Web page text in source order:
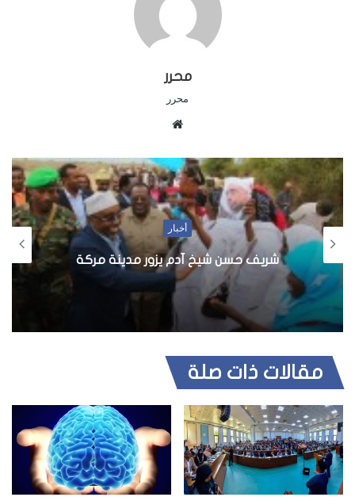
محرر
محرر
ق
ع
ا
ل
و
ي
ب
أخبار
شريف حسن شيخ آدم يزور مدينة مركة
مقالات ذات صلة